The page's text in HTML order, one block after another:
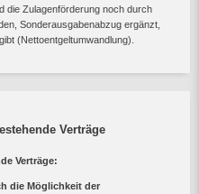
die Zulagenförderung noch durch
Sonderausgabenabzug ergänzt,
(Nettoentgeltumwandlung).
Verträge
Verträge:
die Möglichkeit der